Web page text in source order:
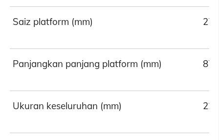
Saiz platform (mm)
Panjangkan panjang platform (mm) 870
Ukuran keseluruhan (mm)